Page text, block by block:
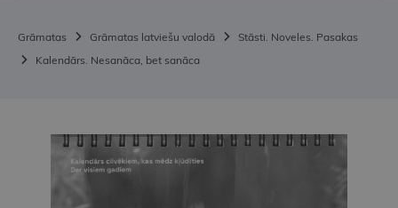
Grāmatas Grāmatas latviešu valodā
Stāsti. Noveles. Pasakas
Kalendārs. Nesanāca, bet sanāca